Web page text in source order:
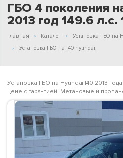
ГБО 4 поколения
2013 год 149.6 л.с.
Главная Каталог
Установка ГБО на
Установка ГБО на I40 hyundai.
Установка ГБО на Hyundai I40 2013
цене с гарантией! Метановые и